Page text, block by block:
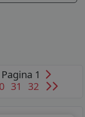
Pagina 1
31 32